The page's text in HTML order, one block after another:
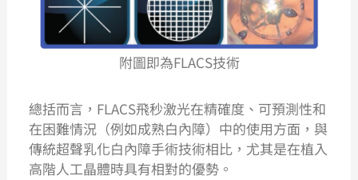
附圖即為FLACS技術
總括而言， FLACS飛秒激光在精確度、可預測性和
在困難情況（例如成熟白內障）中的使用方面，與
傳統超聲乳化白內障手術技術相比，尤其是在植入
高階人工晶體時具有相對的優勢。